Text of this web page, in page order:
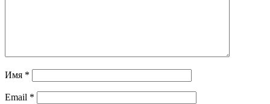
Имя *
Email *